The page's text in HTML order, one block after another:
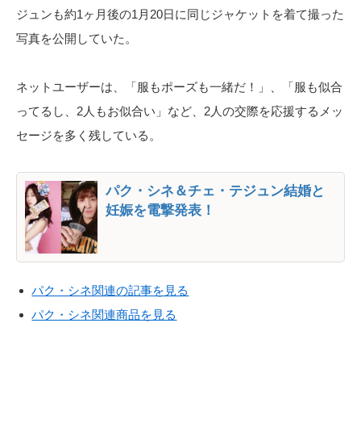
ジュンも約1ヶ月後の1月20日に同じジャケットを着て撮った
写真を公開していた。
ネットユーザーは、「服もポーズも一緒だ！」、「服も似合
ってるし、2人もお似合い」など、2人の交際を応援するメッ
セージを多く残している。
パク・シネ＆チェ・テジュン結婚と
妊娠を電撃発表！
パク・シネ関連の記事を見る
パク・シネ関連商品を見る